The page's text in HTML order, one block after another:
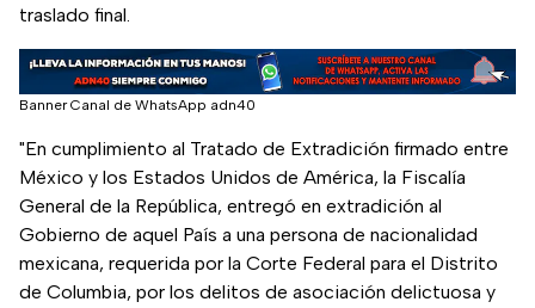
traslado final.
Banner Canal de WhatsApp adn40
"En cumplimiento al Tratado de Extradición firmado entre
México y los Estados Unidos de América, la Fiscalía
General de la República, entregó en extradición al
Gobierno de aquel País a una persona de nacionalidad
mexicana, requerida por la Corte Federal para el Distrito
de Columbia, por los delitos de asociación delictuosa y